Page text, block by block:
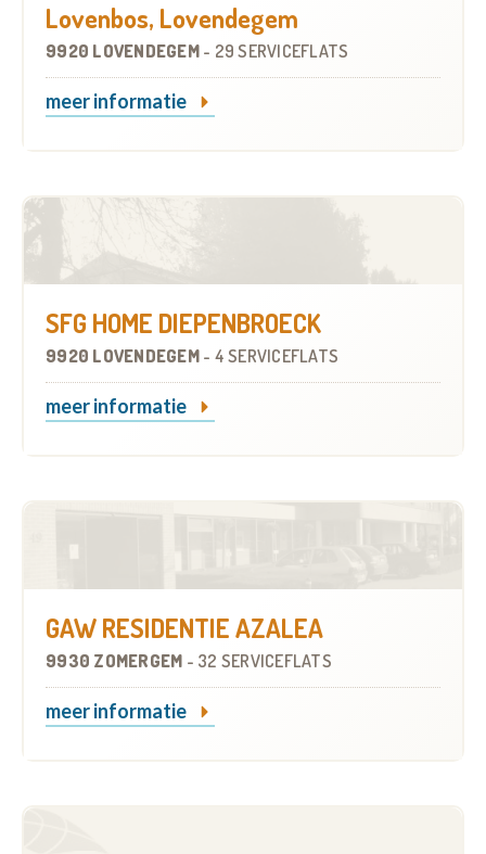
Lovenbos, Lovendegem
9920 LOVENDEGEM - 29 SERVICEFLATS
meer informatie
SFG HOME DIEPENBROECK
9920 LOVENDEGEM - 4 SERVICEFLATS
meer informatie
GAW RESIDENTIE AZALEA
9930 ZOMERGEM - 32 SERVICEFLATS
meer informatie